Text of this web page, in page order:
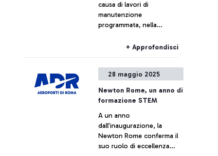
consentirà l’abbattimento di
16.000 tonnellate di CO2
nell’arco di dieci anni.
causa di lavori di
manutenzione
programmata, nella
maggio 2025, la
circolazione ferroviaria sulla
linea Orte–Roma–Fiumicino
Aeroporto subirà le
seguenti modifiche.
+ Approfondisci
28 maggio 2025
Newton Rome, un anno di
formazione STEM
A un anno
dall’inaugurazione, la
Newton Rome conferma il
suo ruolo di eccellenza